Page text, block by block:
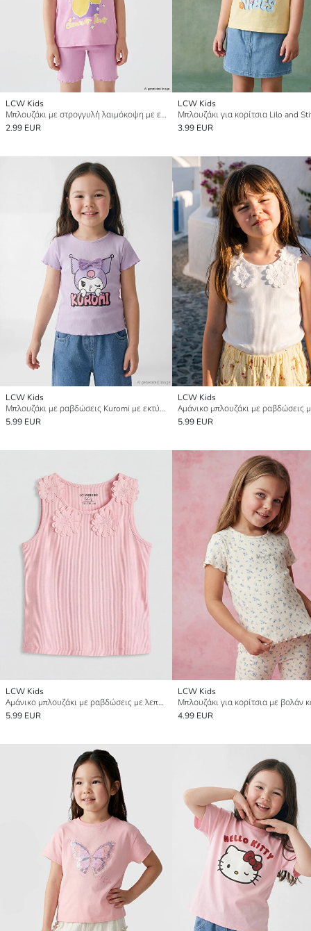
LCW Kids
Μπλουζάκι με στρογγυλή λαιμόκοψη με εκτύπωση για κορίτσια
2.99 EUR
LCW Kids
3.99 EUR
LCW Kids
Μπλουζάκι με ραβδώσεις Kuromi με εκτύπωση για κορίτσια
5.99 EUR
LCW Kids
5.99 EUR
LCW Kids
Αμάνικο μπλουζάκι με ραβδώσεις με λεπτομέρειες λουλουδιών για κορίτσια
5.99 EUR
LCW Kids
4.99 EUR